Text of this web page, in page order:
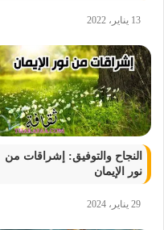
13 يناير، 2022
النجاح والتوفيق: إشراقات من
نور الإيمان
29 يناير، 2024